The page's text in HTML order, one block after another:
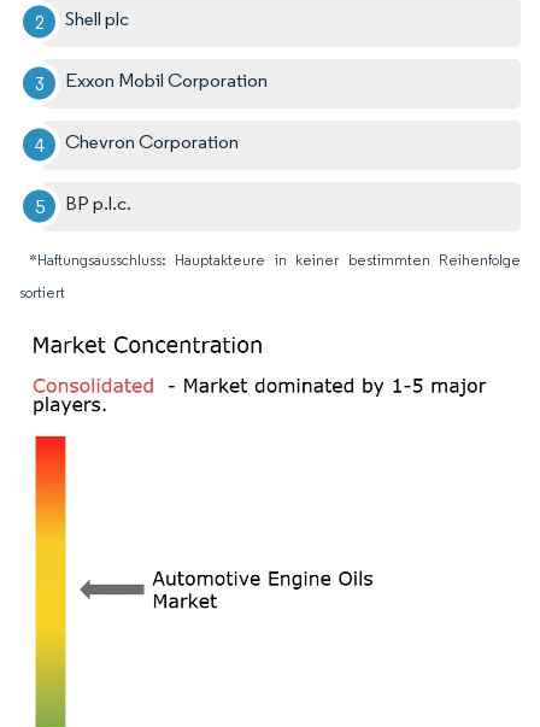
Shell plc
Exxon Mobil Corporation
Chevron Corporation
BP p.l.c.
*Haftungsausschluss: Hauptakteure in keiner bestimmten Reihenfolge
sortiert